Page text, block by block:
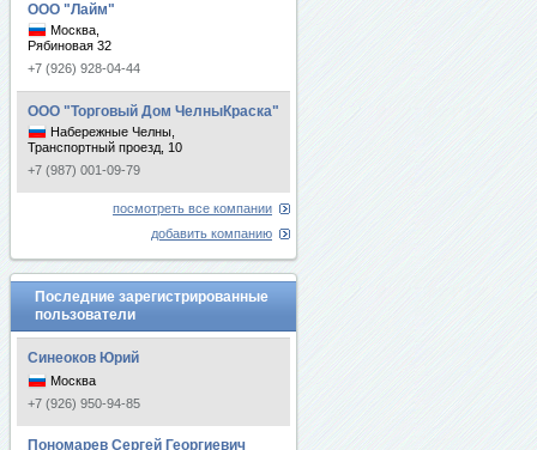
ООО "Лайм"
Москва,
Рябиновая 32
+7 (926) 928-04-44
ООО "Торговый Дом ЧелныКраска"
Набережные Челны,
Транспортный проезд, 10
+7 (987) 001-09-79
посмотреть все компании
добавить компанию
Последние зарегистрированные
пользователи
Синеоков Юрий
Москва
+7 (926) 950-94-85
Пономарев Сергей Георгиевич